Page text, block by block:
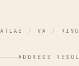
ATLAS / VA /
ADDRESS